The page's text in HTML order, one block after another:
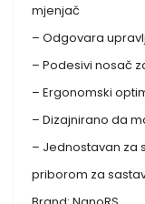
mjenjač
– Odgovara
– Podesivi nosač
– Ergonomski
– Dizajnirano da
– Jednostavan za
priborom za